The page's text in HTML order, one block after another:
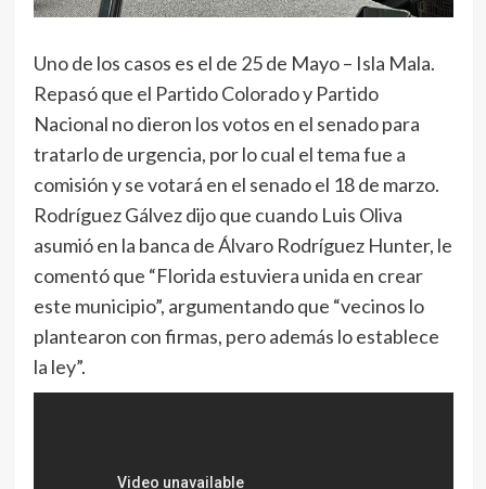
Uno de los casos es el de 25 de Mayo – Isla Mala.
Repasó que el Partido Colorado y Partido
Nacional no dieron los votos en el senado para
tratarlo de urgencia, por lo cual el tema fue a
comisión y se votará en el senado el 18 de marzo.
Rodríguez Gálvez dijo que cuando Luis Oliva
asumió en la banca de Álvaro Rodríguez Hunter, le
comentó que “Florida estuviera unida en crear
este municipio”, argumentando que “vecinos lo
plantearon con firmas, pero además lo establece
la ley”.